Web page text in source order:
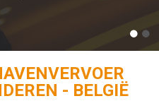
- BELGIË